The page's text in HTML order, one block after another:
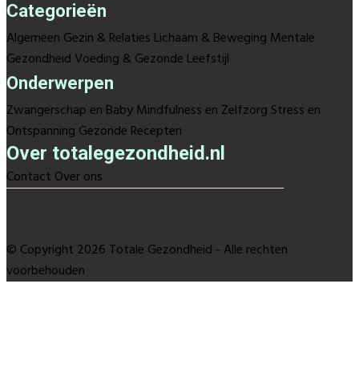
Categorieën
Algemeen Gezin & Relaties Lichaam & Beweging Mentale
Gezondheid Voeding & Gezonde Leefstijl
Onderwerpen
Zwangerschap en BabyMindfulness en Zelfzorg Stress en
Ontspanning Gezonde Recepten
Over totalegezondheid.nl
Contact Over ons
© Copyright 2026 Totale Gezondheid - Alle rechten
voorbehouden